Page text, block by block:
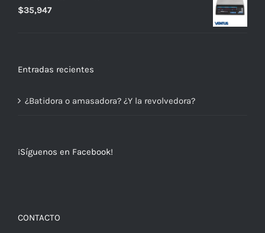
$35,947
Entradas recientes
¿Batidora o amasadora? ¿Y la revolvedora?
¡Síguenos en Facebook!
CONTACTO